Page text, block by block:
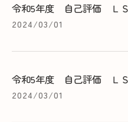
令和5年度 自己評価 Ｌ
2024/03/01
令和5年度 自己評価 Ｌ
2024/03/01